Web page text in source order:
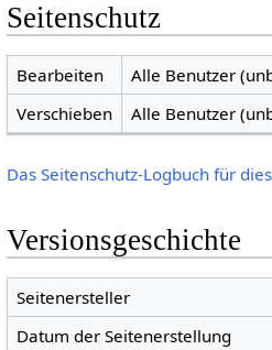
Seitenschutz
Bearbeiten
Alle Benutzer
Verschieben
Alle Benutzer
Das Seitenschutz-Logbuch für
Versionsgeschichte
Seitenersteller
Datum der Seitenerstellung